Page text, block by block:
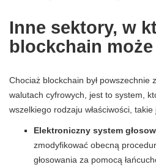
Inne sektory, w
blockchain
Chociaż blockchain był powszechnie
walutach cyfrowych, jest to system,
wszelkiego rodzaju właściwości, takie
Elektroniczny system
zmodyfikować obecną
głosowania za pomocą